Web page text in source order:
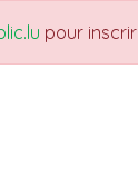
pour